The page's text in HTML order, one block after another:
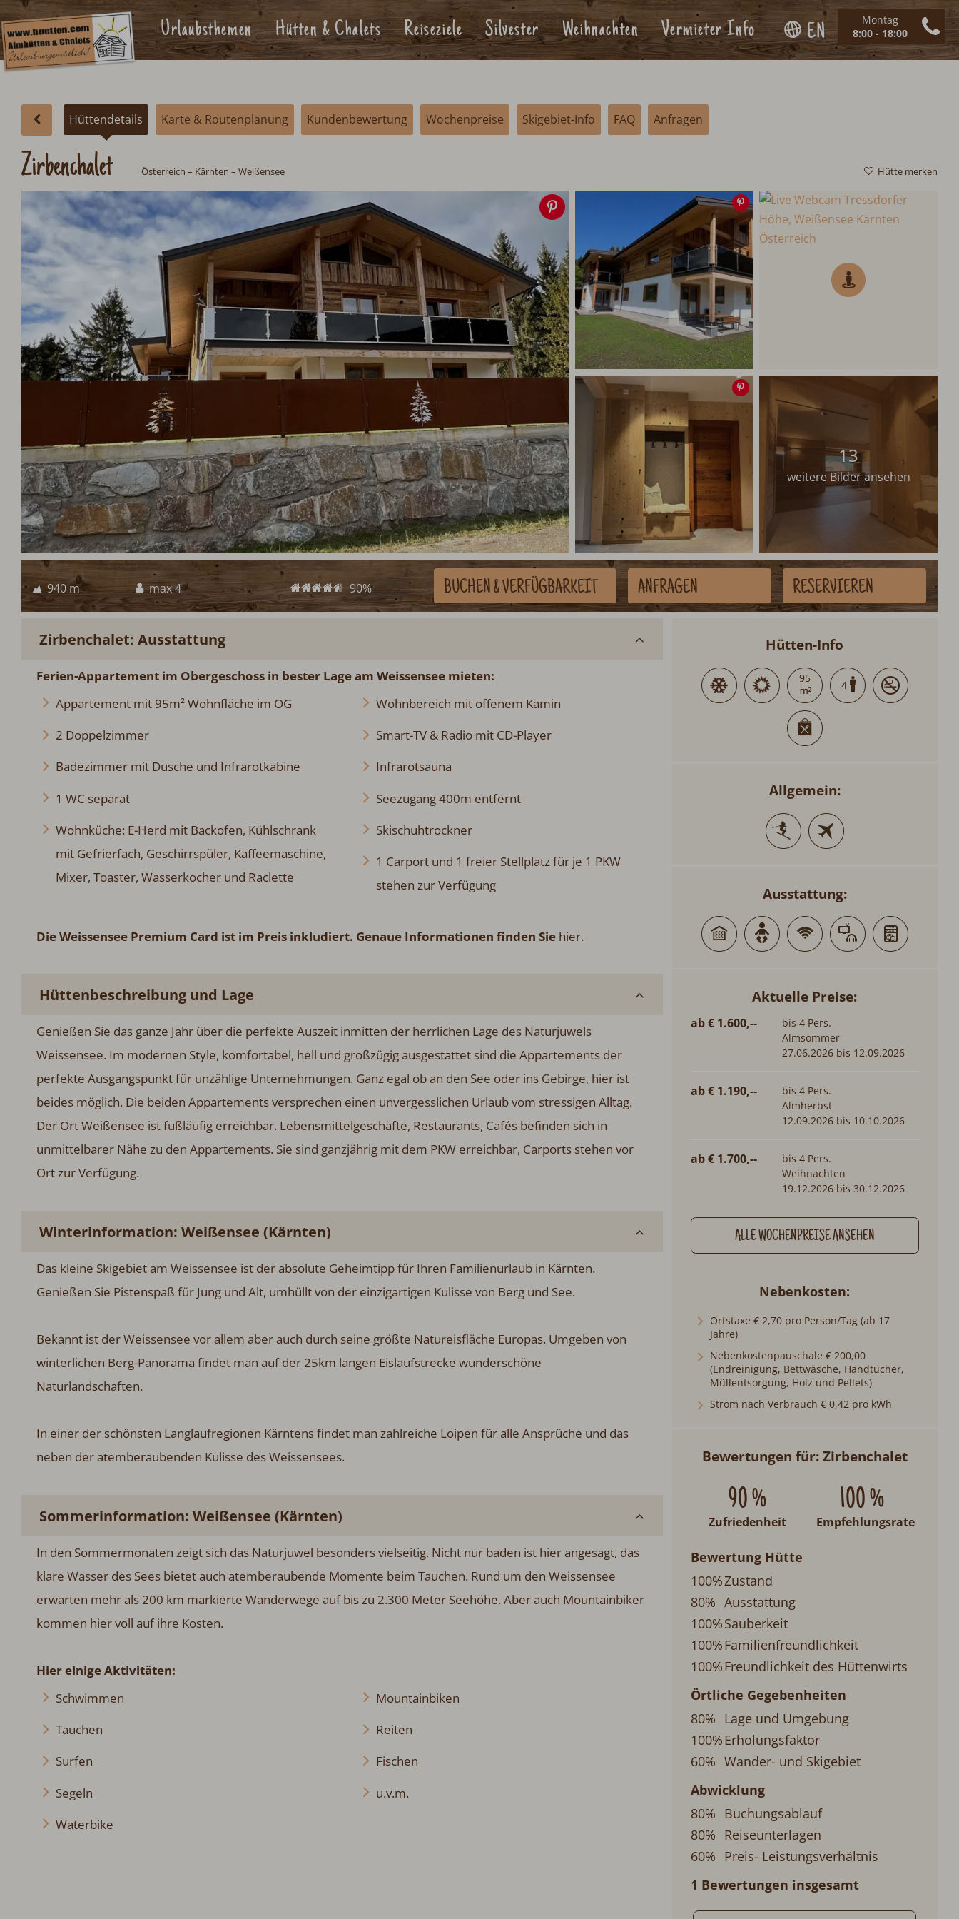
Montag
8:00 - 18:00
Urlaubsthemen Hütten & Chalets Reiseziele Silvester Weihnachten Vermieter Info EN
Hüttendetails Karte & Routenplanung Kundenbewertung Wochenpreise Skigebiet-Info FAQ Anfragen
Hütte merken
Zirbenchalet Österreich – Kärnten – Weißensee
Speichern
13
weitere Bilder ansehen
940 m max 4 90% BUCHEN& VERFÜGBARKEIT ANFRAGEN RESERVIEREN
Zirbenchalet: Ausstattung
Ferien-Appartement im Obergeschoss in bester Lage am Weissensee mieten:
Appartement mit 95m² Wohnfläche im OG
2 Doppelzimmer
Badezimmer mit Dusche und Infrarotkabine
1 WC separat
Wohnküche: E-Herd mit Backofen, Kühlschrank
mit Gefrierfach, Geschirrspüler, Kaffeemaschine,
Mixer, Toaster, Wasserkocher und Raclette
Wohnbereich mit offenem Kamin
Smart-TV & Radio mit CD-Player
Infrarotsauna
Seezugang 400m entfernt
Skischuhtrockner
1 Carport und 1 freier Stellplatz für je 1 PKW
stehen zur Verfügung
Die Weissensee Premium Card ist im Preis inkludiert. Genaue Informationen finden Siehier.
Hüttenbeschreibung und Lage
Genießen Sie das ganze Jahr über die perfekte Auszeit inmitten der herrlichen Lage des Naturjuwels
Weissensee. Im modernen Style, komfortabel, hell und großzügig ausgestattet sind die Appartements der
perfekte Ausgangspunkt für unzählige Unternehmungen. Ganz egal ob an den See oder ins Gebirge, hier ist
beides möglich. Die beiden Appartements versprechen einen unvergesslichen Urlaub vom stressigen Alltag.
Der Ort Weißensee ist fußläufig erreichbar. Lebensmittelgeschäfte, Restaurants, Cafés befinden sich in
unmittelbarer Nähe zu den Appartements. Sie sind ganzjährig mit dem PKW erreichbar, Carports stehen vor
Ort zur Verfügung.
Winterinformation: Weißensee (Kärnten)
Das kleine Skigebiet am Weissensee ist der absolute Geheimtipp für Ihren Familienurlaub in Kärnten.
Genießen Sie Pistenspaß für Jung und Alt, umhüllt von der einzigartigen Kulisse von Berg und See.
Bekannt ist der Weissensee vor allem aber auch durch seine größte Natureisfläche Europas. Umgeben von
winterlichen Berg-Panorama findet man auf der 25km langen Eislaufstrecke wunderschöne
Naturlandschaften.
In einer der schönsten Langlaufregionen Kärntens findet man zahlreiche Loipen für alle Ansprüche und das
neben der atemberaubenden Kulisse des Weissensees.
Sommerinformation: Weißensee (Kärnten)
In den Sommermonaten zeigt sich das Naturjuwel besonders vielseitig. Nicht nur baden ist hier angesagt, das
klare Wasser des Sees bietet auch atemberaubende Momente beim Tauchen. Rund um den Weissensee
erwarten mehr als 200 km markierte Wanderwege auf bis zu 2.300 Meter Seehöhe. Aber auch Mountainbiker
kommen hier voll auf ihre Kosten.
Hier einige Aktivitäten:
Schwimmen
Tauchen
Surfen
Segeln
Waterbike
Mountainbiken
Reiten
Fischen
u.v.m.
Hütten-Info
95
4
Allgemein:
Ausstattung:
Aktuelle Preise:
ab € 1.600,--
bis 4 Pers.
Almsommer
27.06.2026 bis 12.09.2026
ab € 1.190,--
bis 4 Pers.
Almherbst
12.09.2026 bis 10.10.2026
ab € 1.700,--
bis 4 Pers.
Weihnachten
19.12.2026 bis 30.12.2026
ALLE WOCHENPREISE ANSEHEN
Nebenkosten
Ortstaxe € 2,70 pro Person/Tag (ab 17
Jahre)
Nebenkostenpauschale € 200,00
(Endreinigung, Bettwäsche, Handtücher,
Müllentsorgung, Holz und Pellets)
Strom nach Verbrauch € 0,42 pro kWh
Bewertungen für: Zirbenchalet
90 %
Zufriedenheit
100 %
Empfehlungsrate
Bewertung Hütte
100%Zustand
80% Ausstattung
100%Sauberkeit
100%Familienfreundlichkeit
100%Freundlichkeit des Hüttenwirts
Örtliche Gegebenheiten
80% Lage und Umgebung
100%Erholungsfaktor
60% Wander- und Skigebiet
Abwicklung
80% Buchungsablauf
80% Reiseunterlagen
60% Preis- Leistungsverhältnis
1 Bewertungen insgesamt